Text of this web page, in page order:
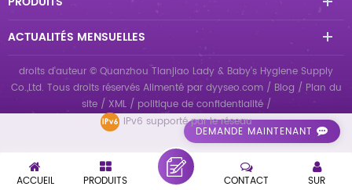
DEMANDE MAINTENANT
ACTUALITÉS MENSUELLES
droits d'auteur © Quanzhou Tianjiao Lady & Baby's Hygiene Supply
Co.,Ltd. Tous droits réservés Alimenté par dyyseo.com / Blog / Plan du
site/ XML/ politique de confidentialité/
IPv6 supporté par le réseau
ACCUEIL PRODUITS SUR
CONTACT